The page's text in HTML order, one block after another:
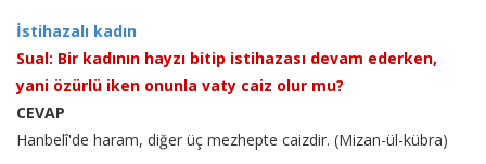
İstihazalı kadın
Sual: Bir kadının hayzı bitip istihazası devam ederken,
yani özürlü iken onunla vaty caiz olur mu?
CEVAP
Hanbelî'de haram, diğer üç mezhepte caizdir. (Mizan-ül-kübra)